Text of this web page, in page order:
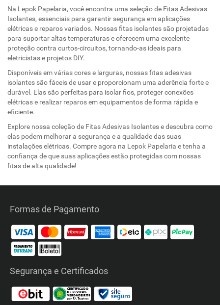
Na Lepok Papelaria, você encontra uma seleção de Fitas Adesivas
Isolantes, essenciais para garantir segurança em aplicações
elétricas e reparos variados. Nossas fitas isolantes são projetadas
para suportar altas temperaturas e oferecem uma excelente
proteção contra curtos-circuitos, tornando-as ideais para
eletricistas e projetos DIY.
Disponíveis em várias cores e larguras, nossas fitas adesivas
isolantes são fáceis de usar e proporcionam uma aderência forte e
durável. Elas são perfeitas para isolar fios, proteger conexões
elétricas e realizar reparos em equipamentos de forma rápida e
eficiente.
Explore nossa coleção de Fitas Adesivas Isolantes e descubra como
elas podem melhorar a segurança e a qualidade das suas
instalações elétricas. Compre agora na Lepok Papelaria e tenha a
confiança de que suas aplicações estão protegidas com nossas
fitas de alta qualidade!
Formas de Pagamento
Segurança e Certificados